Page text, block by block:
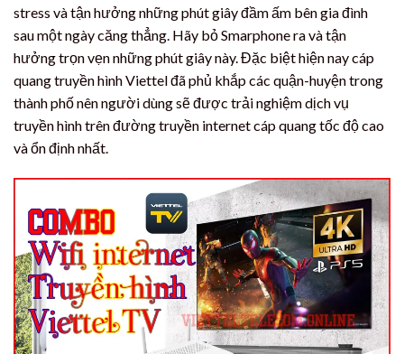
stress và tận hưởng những phút giây đầm ấm bên gia đình
sau một ngày căng thẳng. Hãy bỏ Smarphone ra và tận
hưởng trọn vẹn những phút giây này. Đặc biệt hiện nay cáp
quang truyền hình Viettel đã phủ khắp các quận-huyện trong
thành phố nên người dùng sẽ được trải nghiệm dịch vụ
truyền hình trên đường truyền internet cáp quang tốc độ cao
và ổn định nhất.